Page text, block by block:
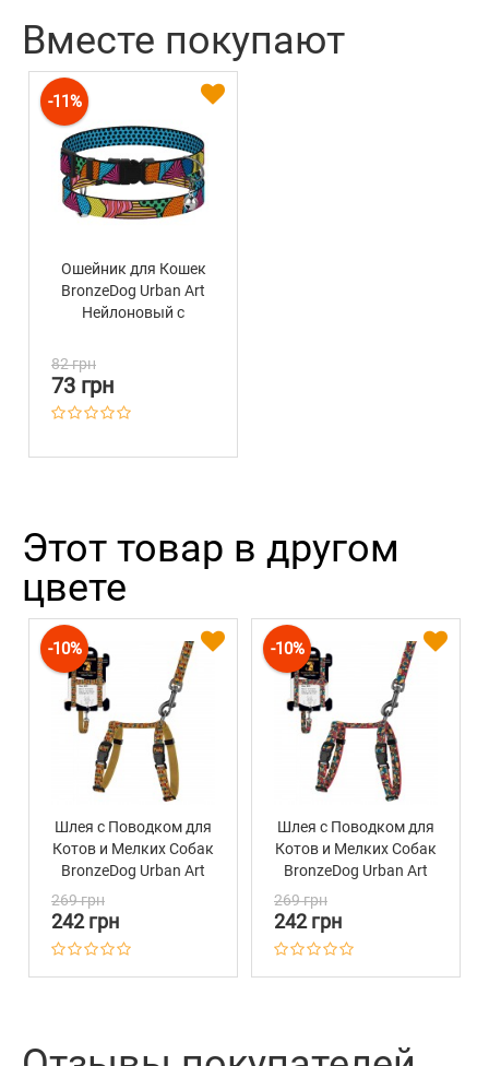
Вместе покупают
-11%
Ошейник для Кошек
BronzeDog Urban Art
Нейлоновый с
Колокольчиком Поли
82 грн
73 грн
Этот товар в другом
цвете
-10%
Шлея с Поводком для
Котов и Мелких Собак
BronzeDog Urban Art
269 грн
242 грн
-10%
Шлея с Поводком для
Котов и Мелких Собак
BronzeDog Urban Art
269 грн
242 грн